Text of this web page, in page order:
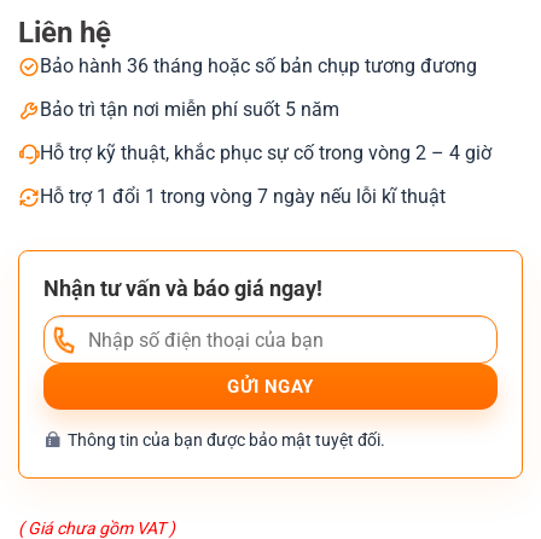
Liên hệ
Bảo hành 36 tháng hoặc số bản chụp tương đương
Bảo trì tận nơi miễn phí suốt 5 năm
Hỗ trợ kỹ thuật, khắc phục sự cố trong vòng 2 – 4 giờ
Hỗ trợ 1 đổi 1 trong vòng 7 ngày nếu lỗi kĩ thuật
Nhận tư vấn và báo giá ngay!
Thông tin của bạn được bảo mật tuyệt đối.
( Giá chưa gồm VAT )